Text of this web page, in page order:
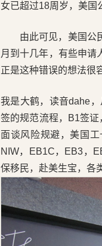
女已超过18周岁，美国
由此可见，美国公
月到十几年，有些申请
正是这种错误的想法很
我是大鹤，读音dahe
签的规范流程，B1签
面谈风险规避，美国
NIW，EB1C，EB3，
保移民，赴美生宝，各